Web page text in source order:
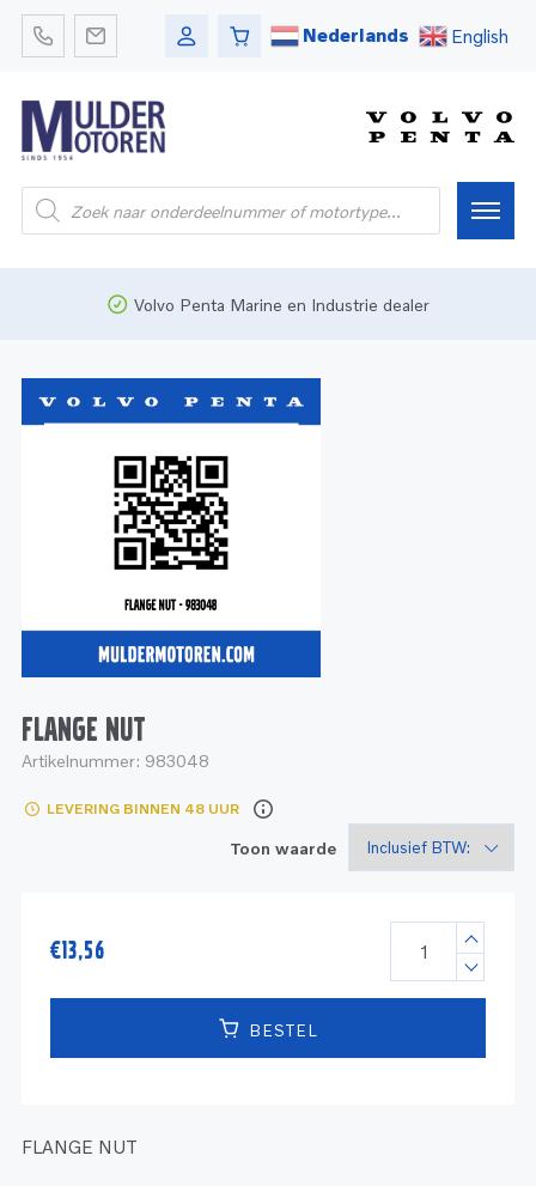
Nederlands English
Onderdelen
Bedrijfsvaart
Onderdelen
Motoren
Onderdelen
Service
Motoren
Service en onderhoud
Reman - Bedrijfsvaart
Volvo Penta Marine en Industrie dealer
FLANGE NUT
Artikelnummer: 983048
LEVERING BINNEN 48 UUR
Toon waarde
€13,56
BESTEL
FLANGE NUT